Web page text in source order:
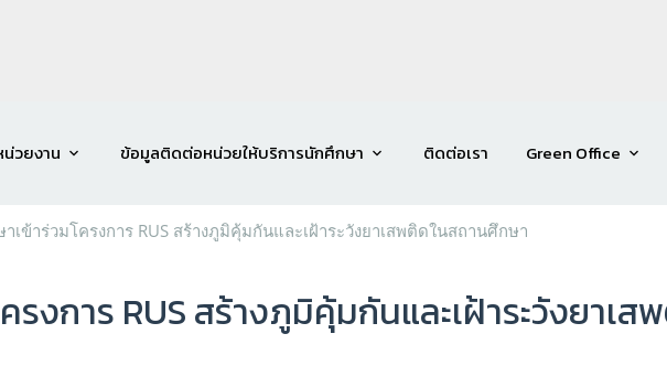
วยงาน ข้อมูลติดต่อหน่วยให้บริการนักศึกษา ติดต่อเรา Green Office
เข้าร่วมโครงการ RUS สร้างภูมิคุ้มกันและเฝ้าระวังยาเสพติดในสถานศึกษา
งการ RUS สร้างภูมิคุ้มกันและเฝ้าระวังยาเส